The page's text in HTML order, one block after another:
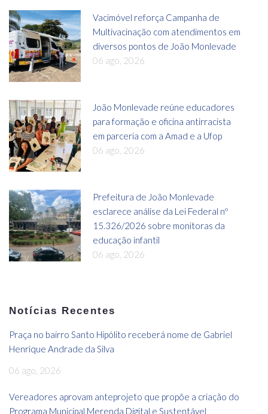
Vacimóvel reforça Campanha de
Multivacinação com atendimentos em
diversos pontos de João Monlevade
06 ago, 2026
João Monlevade reúne educadores
para formação e oficina antirracista
em parceria com a Amad e a Ufop
06 ago, 2026
Prefeitura de João Monlevade
esclarece análise da Lei Federal nº
15.326/2026 sobre monitoras da
educação infantil
06 ago, 2026
Notícias Recentes
Praça no bairro Santo Hipólito receberá nome de Gabriel
Henrique Andrade da Silva
06 ago, 2026
Vereadores aprovam anteprojeto que propõe a criação do
Programa Municipal Merenda Digital e Sustentável